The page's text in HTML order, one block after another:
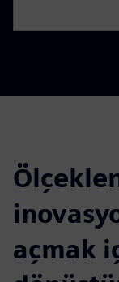
açmak